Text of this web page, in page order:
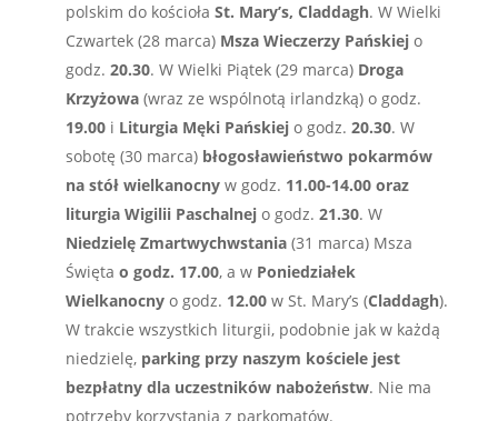
polskim do kościoła St. Mary’s, Claddagh. W Wielki
Czwartek (28 marca) Msza Wieczerzy Pańskiejo
godz. 20.30. W Wielki Piątek (29 marca) Droga
Krzyżowa(wraz ze wspólnotą irlandzką) o godz.
19.00i Liturgia Męki Pańskiejo godz. 20.30. W
sobotę (30 marca) błogosławieństwo pokarmów
na stół wielkanocnyw godz. 11.00-14.00 oraz
liturgia Wigilii Paschalnej o godz. 21.30. W
Niedzielę Zmartwychwstania(31 marca) Msza
Święta o godz. 17.00, a w Poniedziałek
Wielkanocnyo godz. 12.00w St. Mary’s (Claddagh).
W trakcie wszystkich liturgii, podobnie jak w każdą
niedzielę, parking przy naszym kościele jest
bezpłatny dla uczestników nabożeństw. Nie ma
potrzeby korzystania z parkomatów.